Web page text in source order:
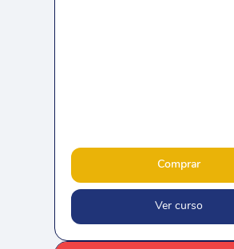
Comprar
Ver curso